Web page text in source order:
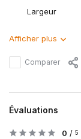
Largeur
Afficher plus
Comparer
Évaluations
0 / 5